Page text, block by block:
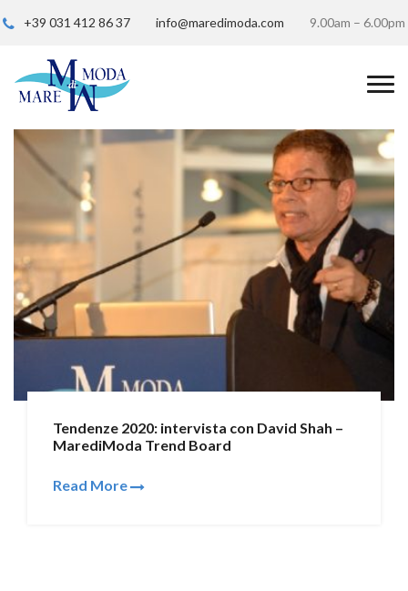
+39 031 412 86 37 info@maredimoda.com 9.00am – 6.00pm
Tendenze 2020: intervista con David Shah –
MarediModa Trend Board
Read More